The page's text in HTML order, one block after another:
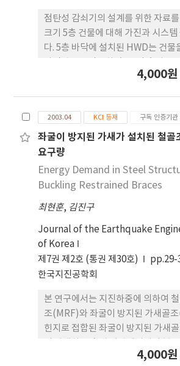
점탄성 감쇠기의 설계를 위한 자료
크기 5층 건물에 대해 가진과 시스
다. 5층 바닥에 설치된 HWD는 건물
탄성 감쇠기의 용량과 최적위치에
음 하중을 주어 실험을 수행하였다.
건물의 층간에 설계된 점탄성 감쇠
답 거동을 얻기 위한 실험 연구를 수
4,000원
2003.04 KCI 등재 구독 인증기
좌굴이 방지된 가새가 설치된 철골
요구량
Energy Demand in Steel
Buckling Restrained Braces
최현훈, 김진구
Journal of the Earthquake
of Korea
제7권 제2호 (통권 제30호)
pp.29-
한국지진공학회
본 연구에서는 지진하중에 의하여
조(MRF)와 좌굴이 방지된 가새골
힌지로 접합된 좌굴이 방지된 가새
하였다. 예제 구조물의 에너지 요구
4,000원